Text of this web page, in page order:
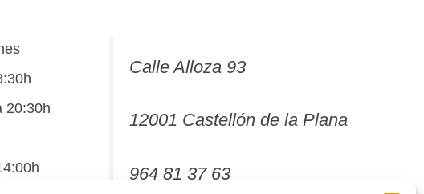
20:30h
Calle Alloza 93
12001 Castellón de la Plana
964 81 37 63